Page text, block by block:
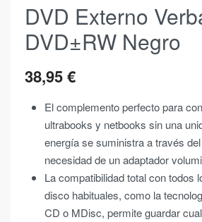
DVD Externo
DVD±RW Negro
38,95€
El complemento perfecto para
ultrabooks y netbooks sin una
energía se suministra a través
necesidad de un adaptador
La compatibilidad total con todos
disco habituales, como la
CD o MDisc, permite guardar